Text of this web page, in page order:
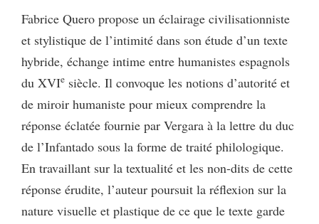
Fabrice Quero propose un éclairage civilisationniste
et stylistique de l’intimité dans son étude d’un texte
hybride, échange intime entre humanistes espagnols
du XVIe siècle. Il convoque les notions d’autorité et
de miroir humaniste pour mieux comprendre la
réponse éclatée fournie par Vergara à la lettre du duc
de l’Infantado sous la forme de traité philologique.
En travaillant sur la textualité et les non-dits de cette
réponse érudite, l’auteur poursuit la réflexion sur la
nature visuelle et plastique de ce que le texte garde